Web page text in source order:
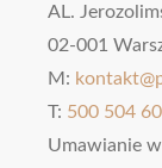
AL.
02-001
M:
T: 500 504
Umawianie